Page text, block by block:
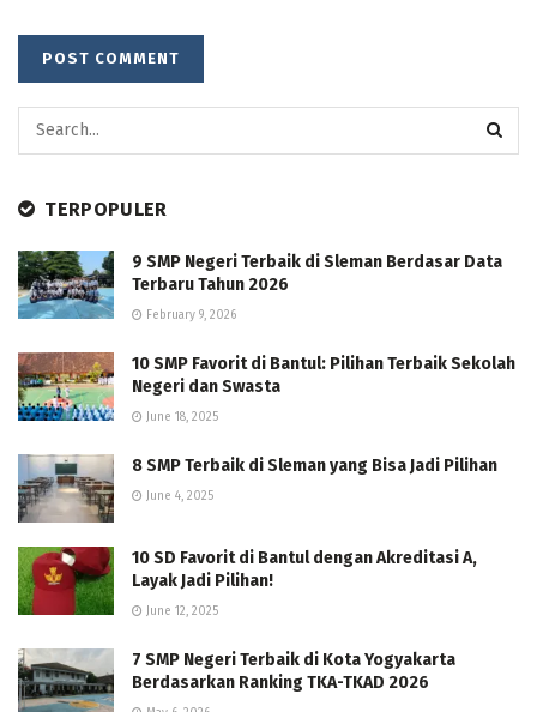
TERPOPULER
9 SMP Negeri Terbaik di Sleman Berdasar Data
Terbaru Tahun 2026
February 9, 2026
10 SMP Favorit di Bantul: Pilihan Terbaik Sekolah
Negeri dan Swasta
June 18, 2025
8 SMP Terbaik di Sleman yang Bisa Jadi Pilihan
June 4, 2025
10 SD Favorit di Bantul dengan Akreditasi A,
Layak Jadi Pilihan!
June 12, 2025
7 SMP Negeri Terbaik di Kota Yogyakarta
Berdasarkan Ranking TKA-TKAD 2026